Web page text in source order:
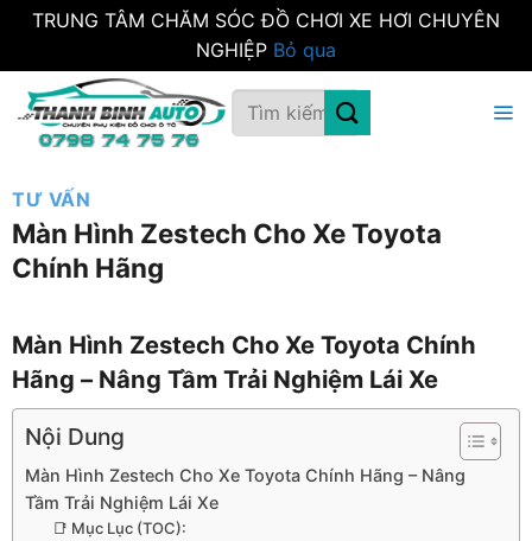
TRUNG TÂM CHĂM SÓC ĐỒ CHƠI XE HƠI CHUYÊN
NGHIỆP Bỏ qua
qua
Tìm
kiếm:
TƯ VẤN
Màn Hình Zestech Cho Xe Toyota
Chính Hãng
Màn Hình Zestech Cho Xe Toyota Chính
Hãng – Nâng Tầm Trải Nghiệm Lái Xe
Nội Dung
Màn Hình Zestech Cho Xe Toyota Chính Hãng – Nâng
Tầm Trải Nghiệm Lái Xe
📑 Mục Lục (TOC):